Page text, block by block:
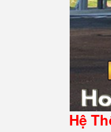
Hệ